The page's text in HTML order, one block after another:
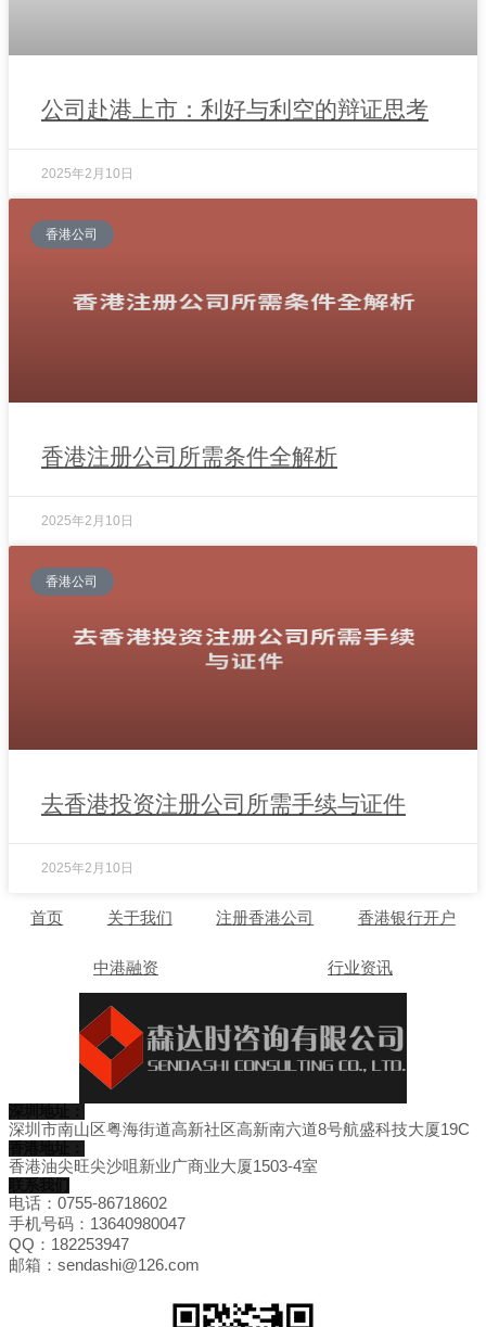
公司赴港上市：利好与利空的辩证思考
2025年2月10日
香港公司
香港注册公司所需条件全解析
2025年2月10日
香港公司
去香港投资注册公司所需手续与证件
2025年2月10日
首页 关于我们 注册香港公司 香港银行开户
中港融资 行业资讯
深圳市南山区粤海街道高新社区高新南六道8号航盛科技大厦19C
香港油尖旺尖沙咀新业广商业大厦1503-4室
电话：0755-86718602
手机号码：13640980047
QQ：182253947
邮箱：sendashi@126.com